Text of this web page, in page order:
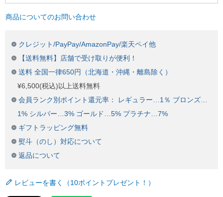
商品についてのお問い合わせ
クレジット/PayPay/AmazonPay/楽天ペイ他
【送料無料】店舗で受け取りが便利！
送料 全国一律650円（北海道・沖縄・離島除く）
¥6,500(税込)以上送料無料
会員ランク別ポイント還元率： レギュラー…1％ ブロンズ…
1% シルバー…3% ゴールド…5% プラチナ…7%
ギフトラッピング無料
熨斗（のし）対応について
返品について
レビューを書く（10ポイントプレゼント！）